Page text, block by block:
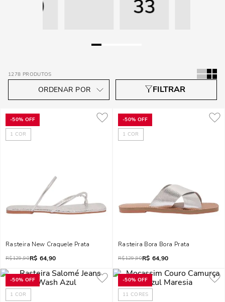
1278 PRODUTOS
-50% OFF
1 COR
Rasteira New Craquele Prata
R$129,90R$ 64,90
-50% OFF
1 COR
Rasteira Bora Bora Prata
R$129,90R$ 64,90
-50% OFF
1 COR
-50% OFF
11 CORES